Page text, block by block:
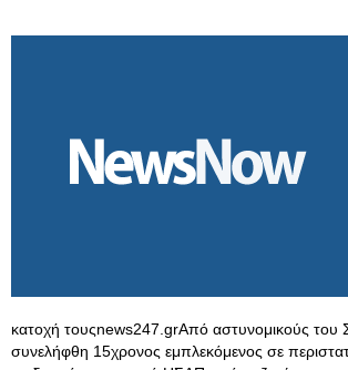
κατοχή τουςnews247.grΑπό αστυνομικούς του
συνελήφθη 15χρονος εμπλεκόμενος σε